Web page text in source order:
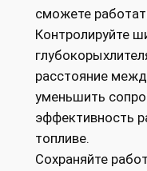
сможете
Контролируйте
расстояние
уменьшить
эффективность
топливе.
Сохраняйте